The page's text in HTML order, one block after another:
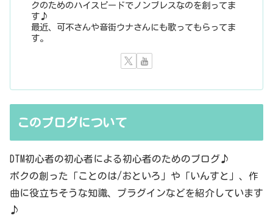
クのためのハイスピードでノンブレスなのを創ってま
す♪
最近、可不さんや音街ウナさんにも歌ってもらってま
す。
このブログについて
DTM初心者の初心者による初心者のためのブログ♪
ボクの創った「ことのは/おといろ」や「いんすと」、作
曲に役立ちそうな知識、プラグインなどを紹介しています
♪